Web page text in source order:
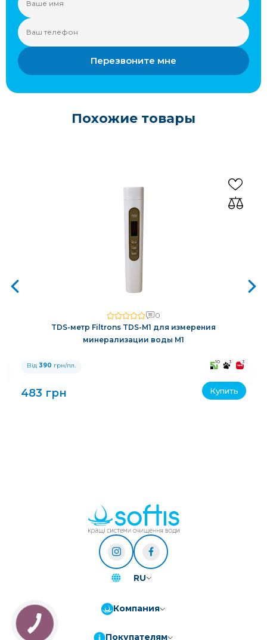
Перезвоните мне
Похожие товары
0
TDS-метр Filtrons TDS-M1 для измерения
минерализации воды M1
Від 390 грн/пл. 10 3 3
483 грн Купить
RU
Компания
Покупателям